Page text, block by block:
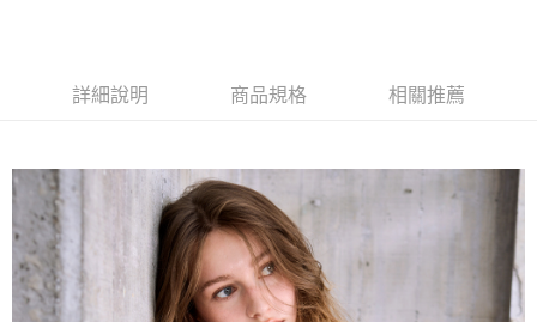
成交易。
法說明評估內容。
【繳款方式說明】
1.分期款項不併入電信帳單，「大哥付你分期」於每月結算日後寄送繳費提
醒簡訊。
2.透過簡訊連結打開帳單後，可選擇「超商條碼／台灣大直營門市／銀行轉
帳／街口支付／iPASS MONEY」等通路繳費。
運送方式
付款後全家取貨
每筆NT$60，滿NT$1,000(含以上)免運費
7-11取貨付款
每筆NT$60，滿NT$1,000(含以上)免運費
詳細說明 商品規格 相關推薦